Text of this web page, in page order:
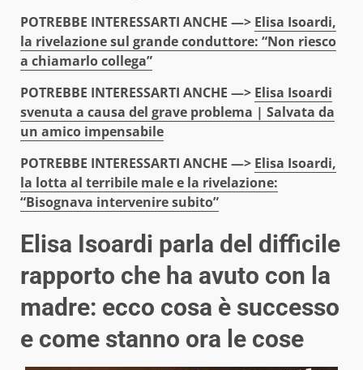
POTREBBE INTERESSARTI ANCHE —> Elisa Isoardi,
la rivelazione sul grande conduttore: “Non riesco
a chiamarlo collega”
POTREBBE INTERESSARTI ANCHE —> Elisa Isoardi
svenuta a causa del grave problema | Salvata da
un amico impensabile
POTREBBE INTERESSARTI ANCHE —> Elisa Isoardi,
la lotta al terribile male e la rivelazione:
“Bisognava intervenire subito”
Elisa Isoardi parla del difficile
rapporto che ha avuto con la
madre: ecco cosa è successo
e come stanno ora le cose